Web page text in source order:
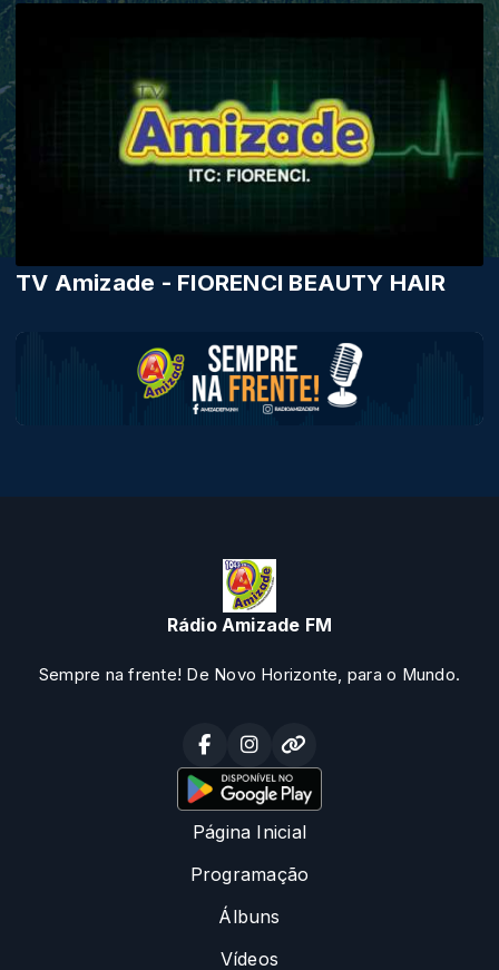
TV Amizade - FIORENCI BEAUTY HAIR
Rádio Amizade FM
Sempre na frente! De Novo Horizonte, para o Mundo.
Página Inicial
Programação
Álbuns
Vídeos